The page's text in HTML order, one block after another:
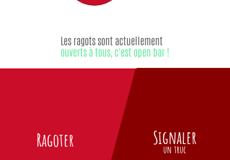
Ragoter
Les ragots sont actuellement
ouverts à tous, c'est open bar !
Signaler
un truc